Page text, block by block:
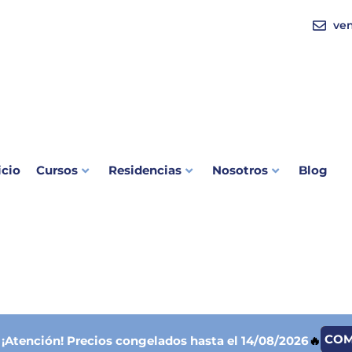
Cursos Residencias Nosotros Blog
¡Atención! Precios congelados hasta el 14/08/2026🔥